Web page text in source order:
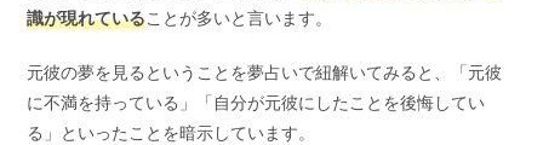
識が現れていることが多いと言います。
元彼の夢を見るということを夢占いで紐解いてみると、「元彼
に不満を持っている」「自分が元彼にしたことを後悔してい
る」といったことを暗示しています。